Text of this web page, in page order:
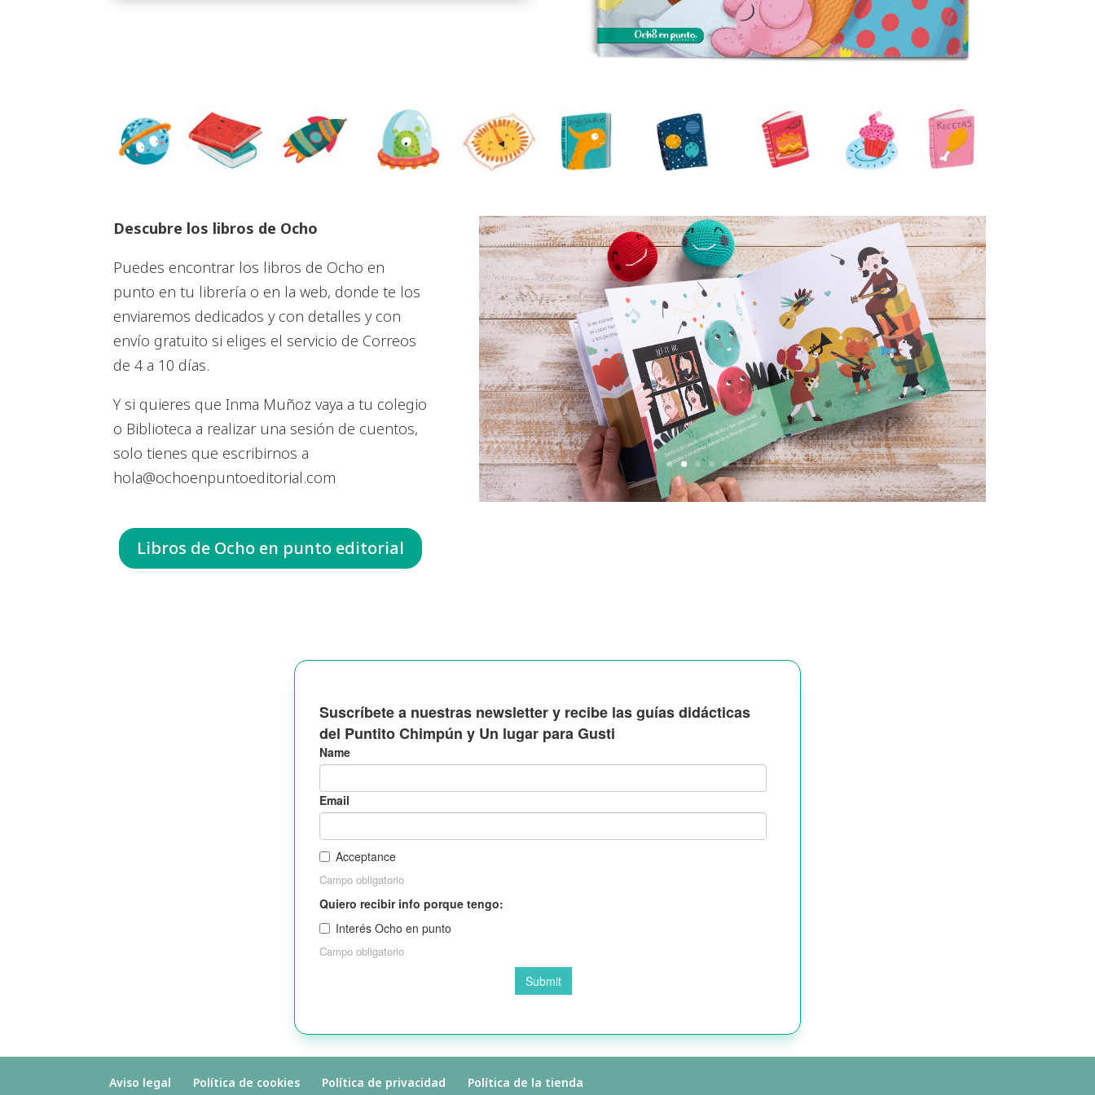
Descubre los libros de Ocho
Puedes encontrar los libros de Ocho en
punto en tu librería o en la web, donde te los
enviaremos dedicados y con detalles y con
envío gratuito si eliges el servicio de Correos
de 4 a 10 días.
Y si quieres que Inma Muñoz vaya a tu colegio
o Biblioteca a realizar una sesión de cuentos,
solo tienes que escribirnos a
hola@ochoenpuntoeditorial.com
Libros de Ocho en punto editorial
Aviso legal Política de cookies Política de privacidad Política de la tienda